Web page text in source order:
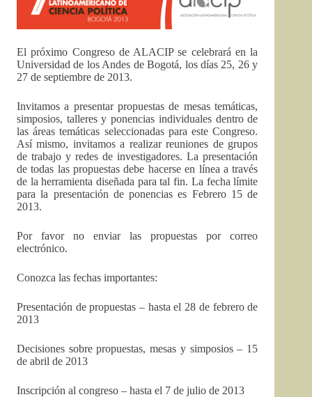
El próximo Congreso de ALACIP se celebrará en la
Universidad de los Andes de Bogotá, los días 25, 26 y
27 de septiembre de 2013.
Invitamos a presentar propuestas de mesas temáticas,
simposios, talleres y ponencias individuales dentro de
las áreas temáticas seleccionadas para este Congreso.
Así mismo, invitamos a realizar reuniones de grupos
de trabajo y redes de investigadores. La presentación
de todas las propuestas debe hacerse en línea a través
de la herramienta diseñada para tal fin. La fecha límite
para la presentación de ponencias es Febrero 15 de
2013.
Por favor no enviar las propuestas por correo
electrónico.
Conozca las fechas importantes:
Presentación de propuestas – hasta el 28 de febrero de
2013
Decisiones sobre propuestas, mesas y simposios – 15
de abril de 2013
Inscripción al congreso – hasta el 7 de julio de 2013